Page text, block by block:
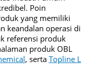
Poin
yang memiliki
keandalan operasi di
referensi produk
produk OBL
, serta Topline L